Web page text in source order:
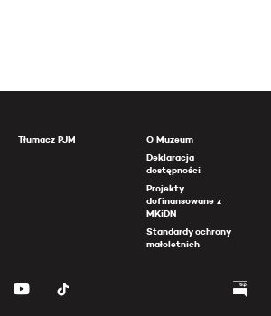
Tłumacz PJM
O Muzeum
Deklaracja
dostępności
Projekty
dofinansowane z
MKiDN
Standardy ochrony
małoletnich